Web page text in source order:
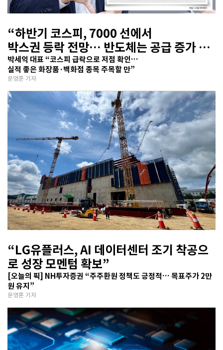
“하반기 코스피, 7000 선에서
박스권 등락 전망… 반도체는 공급 증가 선
반영 주시해야”
박세익 대표 “코스피 급락으로 저점 확인…
실적 좋은 화장품·백화점 종목 주목할 만”
문영훈 기자
“LG유플러스, AI 데이터센터 조기 착공으
로 성장 모멘텀 확보”
[오늘의 픽] NH투자증권 “주주환원 정책도 긍정적… 목표주가 2만
원 유지”
문영훈 기자